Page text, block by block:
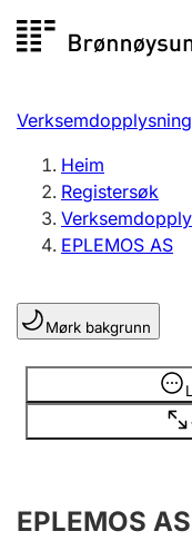
Registersøk
Aksjeselskap
Registrere, endre,
Lag og foreining
Registrere, endre,
Årsrekneskap
Heim
Registersøk
EPLEMOS AS
Mørk bakgrunn
Opplysninger er
EPLEMOS AS